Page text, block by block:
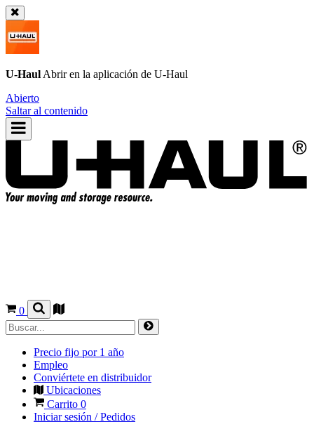
U-Haul Abrir en la aplicación de U-Haul
Abierto
Saltar al contenido
0
Precio fijo por 1 año
Empleo
Conviértete en distribuidor
Ubicaciones
Carrito 0
Iniciar sesión / Pedidos